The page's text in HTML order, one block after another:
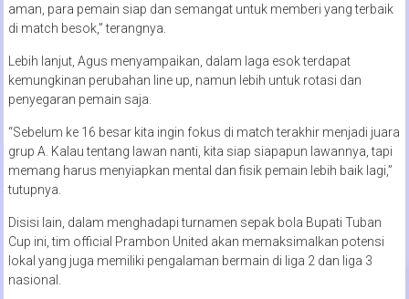
aman, para pemain siap dan semangat untuk memberi yang terbaik
di match besok,” terangnya.
Lebih lanjut, Agus menyampaikan, dalam laga esok terdapat
kemungkinan perubahan line up, namun lebih untuk rotasi dan
penyegaran pemain saja.
“Sebelum ke 16 besar kita ingin fokus di match terakhir menjadi juara
grup A. Kalau tentang lawan nanti, kita siap siapapun lawannya, tapi
memang harus menyiapkan mental dan fisik pemain lebih baik lagi,”
tutupnya.
Disisi lain, dalam menghadapi turnamen sepak bola Bupati Tuban
Cup ini, tim official Prambon United akan memaksimalkan potensi
lokal yang juga memiliki pengalaman bermain di liga 2 dan liga 3
nasional.